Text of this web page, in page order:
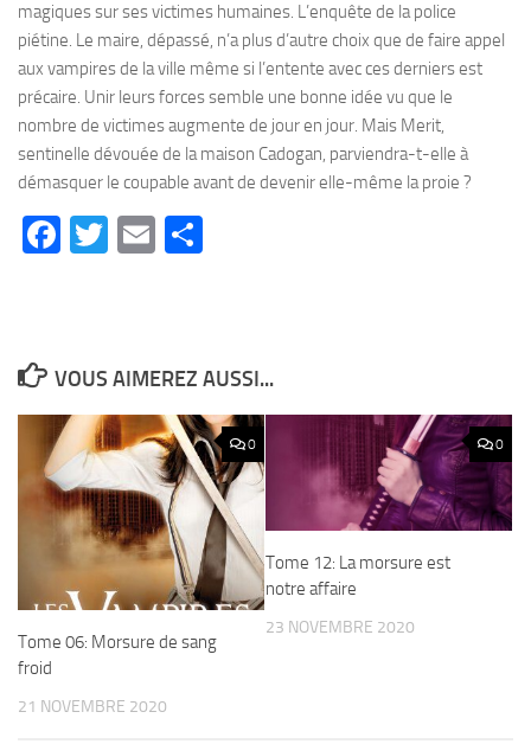
magiques sur ses victimes humaines. L’enquête de la police
piétine. Le maire, dépassé, n’a plus d’autre choix que de faire appel
aux vampires de la ville même si l’entente avec ces derniers est
précaire. Unir leurs forces semble une bonne idée vu que le
nombre de victimes augmente de jour en jour. Mais Merit,
sentinelle dévouée de la maison Cadogan, parviendra-t-elle à
démasquer le coupable avant de devenir elle-même la proie ?
Facebook
Twitter
Email
VOUS AIMEREZ AUSSI...
0
Tome 06: Morsure de sang
froid
21 NOVEMBRE 2020
0
Tome 12: La morsure est
notre affaire
23 NOVEMBRE 2020